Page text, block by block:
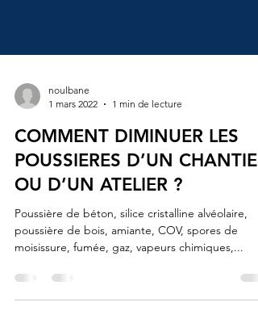
1 mars 2022
1 min de lecture
COMMENT DIMINUER LES
POUSSIERES D’UN CHANTIER
OU D’UN ATELIER ?
Poussière de béton, silice cristalline alvéolaire,
moisissure, fumée, gaz, vapeurs chimiques,...